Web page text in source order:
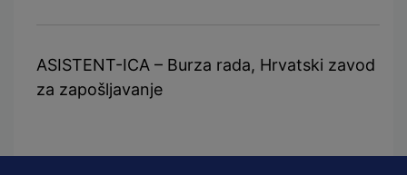
ASISTENT-ICA – Burza rada, Hrvatski zavod
za zapošljavanje